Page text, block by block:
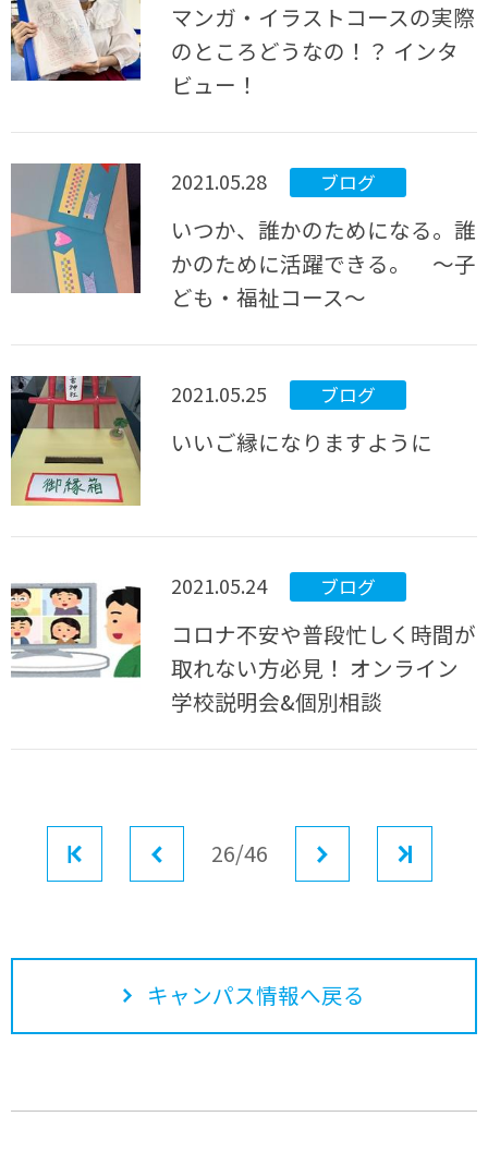
マンガ・イラストコースの実際
のところどうなの！？ インタ
ビュー！
2021.05.28 ブログ
いつか、誰かのためになる。誰
かのために活躍できる。 ～子
ども・福祉コース～
2021.05.25 ブログ
いいご縁になりますように
2021.05.24 ブログ
コロナ不安や普段忙しく時間が
取れない方必見！ オンライン
学校説明会&個別相談
前へ26/46
キャンパス情報へ戻る